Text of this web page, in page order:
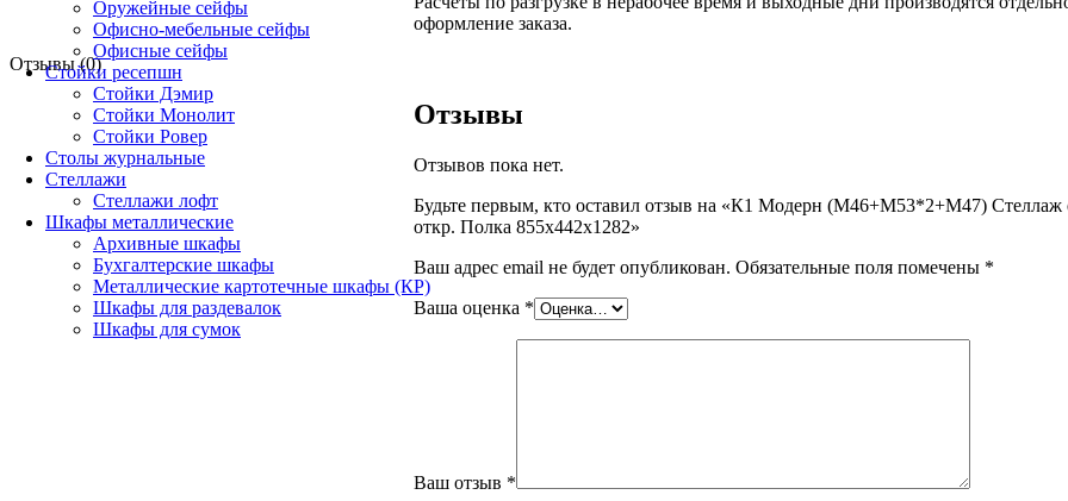
Оружейные сейфы
Офисно-мебельные сейфы
Офисные сейфы
Стойки ресепшн
Стойки Дэмир
Стойки Монолит
Стойки Ровер
Столы журнальные
Стеллажи
Стеллажи лофт
Шкафы металлические
Архивные шкафы
Бухгалтерские шкафы
Металлические картотечные шкафы (КР)
Шкафы для раздевалок
Шкафы для сумок
оформление заказа.
Отзывы (0)
Отзывы
Отзывов пока нет.
Будьте первым, кто оставил отзыв на «К1 Модерн (М46+М53*2+М47) Стеллаж
откр. Полка 855х442х1282»
Ваш адрес email не будет опубликован. Обязательные поля помечены *
Ваша оценка *
Ваш отзыв *